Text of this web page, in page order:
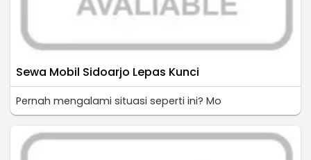
Sewa Mobil Sidoarjo Lepas Kunci
Pernah mengalami situasi seperti ini? Mo